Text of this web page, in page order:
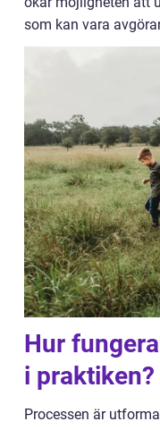
som kan vara
Hur
i praktiken?
Processen är